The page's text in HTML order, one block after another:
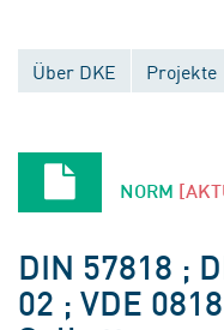
Über DKE Projekte
NORM
DIN 57818 ;
02 ; VDE